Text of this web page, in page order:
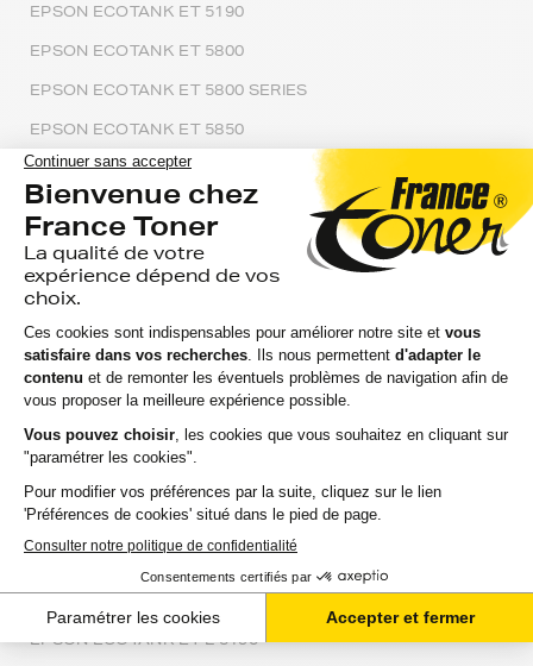
EPSON ECOTANK ET 5190
EPSON ECOTANK ET 5800
EPSON ECOTANK ET 5800 SERIES
EPSON ECOTANK ET 5850
EPSON ECOTANK ET 5880
EPSON ECOTANK ET 7700
EPSON ECOTANK ET 7700 SERIES
EPSON ECOTANK ET 7750
EPSON ECOTANK ET 8500
EPSON ECOTANK ET 8500 SERIES
EPSON ECOTANK ET 8550
EPSON ECOTANK ET L 3110
EPSON ECOTANK ET L 3150
EPSON ECOTANK ET L 3151
EPSON ECOTANK ET L 3160
EPSON ECOTANK ET L 5190